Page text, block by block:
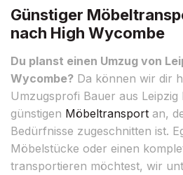
Günstiger
nach High Wycombe
Du planst einen Umzug von
Wycombe? Da können wir dir
Umzugsprofi Bauer aus Leipzig
günstigen Möbeltransport an,
Bedürfnisse zugeschnitten ist.
Möbelstücke oder einen
transportieren möchtest, wir